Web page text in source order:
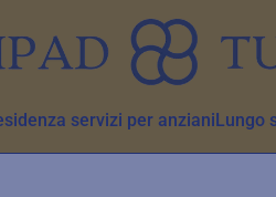
servizi per anzianiLungo